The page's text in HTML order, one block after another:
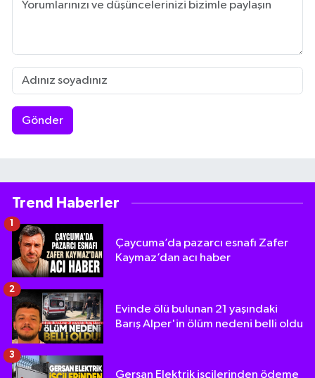
Gönder
Trend Haberler
Çaycuma’da pazarcı esnafı Zafer
Kaymaz’dan acı haber
1
Evinde ölü bulunan 21 yaşındaki
Barış Alper'in ölüm nedeni belli oldu
2
Gersan Elektrik işçilerinden ödeme
3